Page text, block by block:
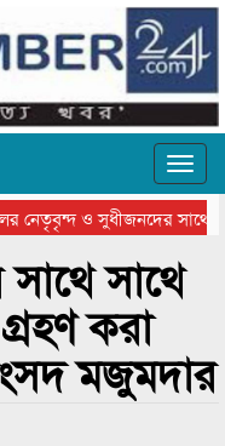
নেতৃবৃন্দ ও সুধীজনদের সাথে
সাথে
করা
মজুমদার